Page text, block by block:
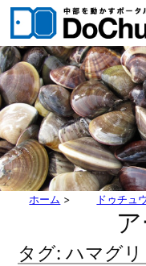
内
を
ス
キ
ッ
プ
ホーム > ドゥチュ
タグ:ハマグリ